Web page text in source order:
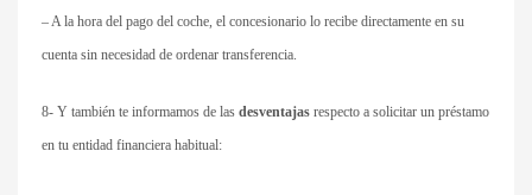
– A la hora del pago del coche, el concesionario lo recibe directamente en su
cuenta sin necesidad de ordenar transferencia.
8- Y también te informamos de las desventajas respecto a solicitar un préstamo
en tu entidad financiera habitual: